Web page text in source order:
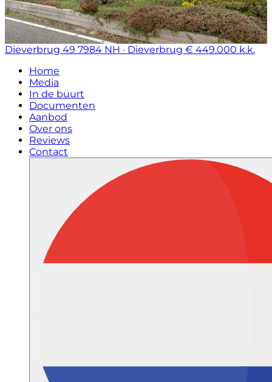
Dieverbrug 49 7984 NH · Dieverbrug € 449.000 k.k.
Home
Media
In de buurt
Documenten
Aanbod
Over ons
Reviews
Contact